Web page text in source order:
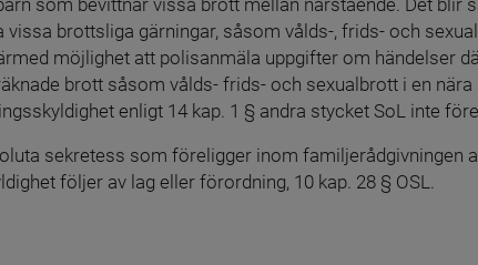
som bevittnar vissa brott mellan närstående. Det blir
brottsliga gärningar, såsom vålds-, frids- och
möjlighet att polisanmäla uppgifter om händelser
brott såsom vålds- frids- och sexualbrott i en nära
enligt 14 kap. 1 § andra stycket SoL inte
sekretess som föreligger inom familjerådgivningen
följer av lag eller förordning, 10 kap. 28 § OSL.